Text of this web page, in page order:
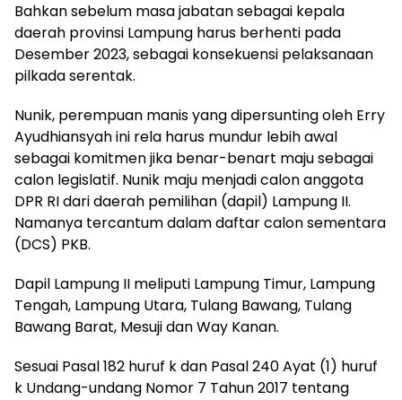
Bahkan sebelum masa jabatan sebagai kepala
daerah provinsi Lampung harus berhenti pada
Desember 2023, sebagai konsekuensi pelaksanaan
pilkada serentak.
Nunik, perempuan manis yang dipersunting oleh Erry
Ayudhiansyah ini rela harus mundur lebih awal
sebagai komitmen jika benar-benart maju sebagai
calon legislatif. Nunik maju menjadi calon anggota
DPR RI dari daerah pemilihan (dapil) Lampung II.
Namanya tercantum dalam daftar calon sementara
(DCS) PKB.
Dapil Lampung II meliputi Lampung Timur, Lampung
Tengah, Lampung Utara, Tulang Bawang, Tulang
Bawang Barat, Mesuji dan Way Kanan.
Sesuai Pasal 182 huruf k dan Pasal 240 Ayat (1) huruf
k Undang-undang Nomor 7 Tahun 2017 tentang